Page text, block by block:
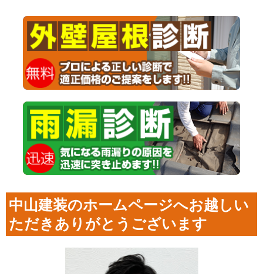
中山建装のホームページへお越しい
ただきありがとうございます